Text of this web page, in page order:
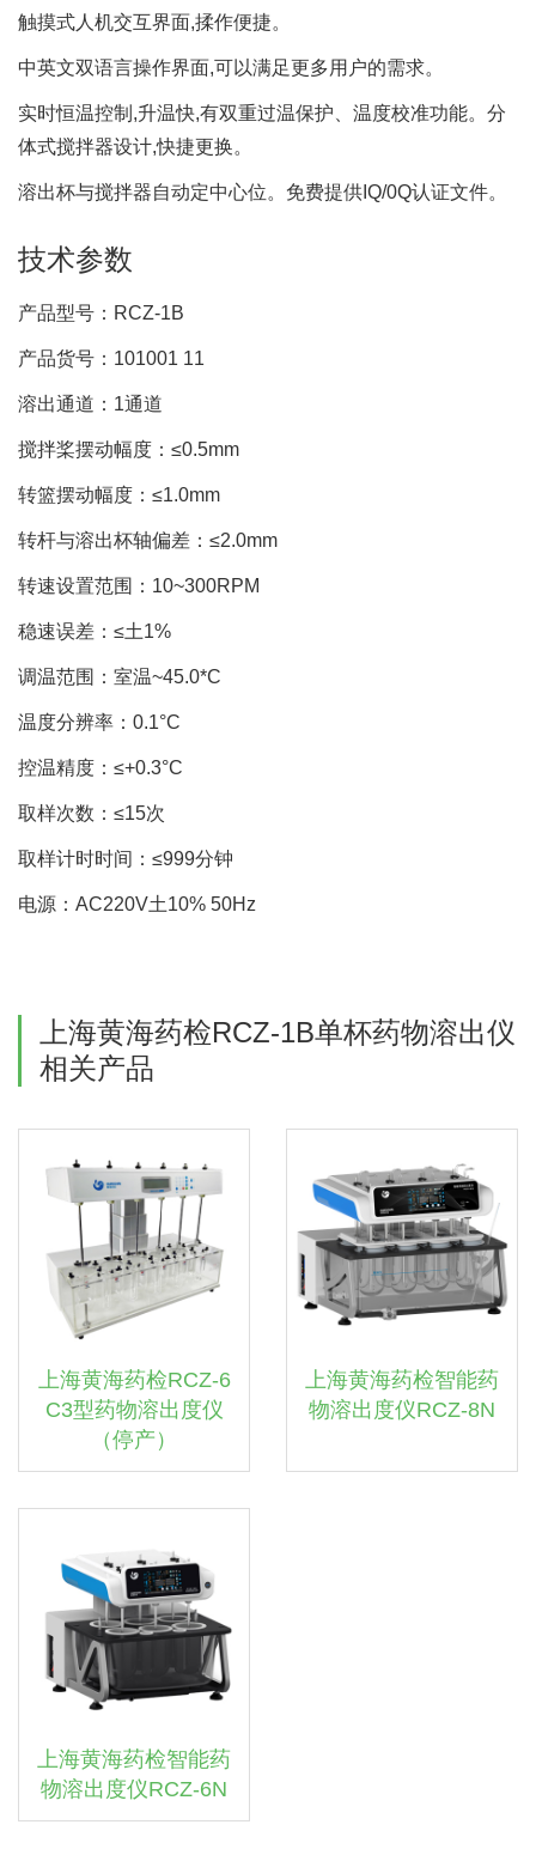
触摸式人机交互界面,揉作便捷。
中英文双语言操作界面,可以满足更多用户的需求。
实时恒温控制,升温快,有双重过温保护、温度校准功能。分
体式搅拌器设计,快捷更换。
溶出杯与搅拌器自动定中心位。免费提供IQ/0Q认证文件。
技术参数
产品型号：RCZ-1B
产品货号：101001 11
溶出通道：1通道
搅拌桨摆动幅度：≤0.5mm
转篮摆动幅度：≤1.0mm
转杆与溶出杯轴偏差：≤2.0mm
转速设置范围：10~300RPM
稳速误差：≤土1%
调温范围：室温~45.0*C
温度分辨率：0.1°C
控温精度：≤+0.3°C
取样次数：≤15次
取样计时时间：≤999分钟
电源：AC220V土10% 50Hz
上海黄海药检RCZ-1B单杯药物溶出仪
相关产品
上海黄海药检RCZ-6
C3型药物溶出度仪
（停产）
上海黄海药检智能药
物溶出度仪RCZ-8N
上海黄海药检智能药
物溶出度仪RCZ-6N